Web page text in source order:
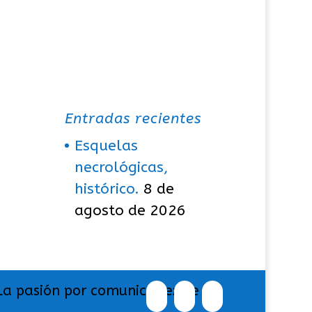
Entradas recientes
Esquelas
necrológicas,
histórico. 8 de
agosto de 2026
pasión por comunicar exige